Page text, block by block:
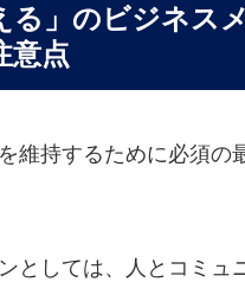
る」のビジネス
意点
維持するために必須
としては、人とコミュ